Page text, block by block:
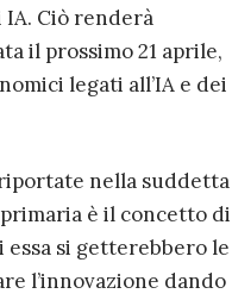
Ciò renderà
il prossimo 21 aprile,
legati all’IA e dei
nella suddetta
è il concetto di
si getterebbero le
l’innovazione dando